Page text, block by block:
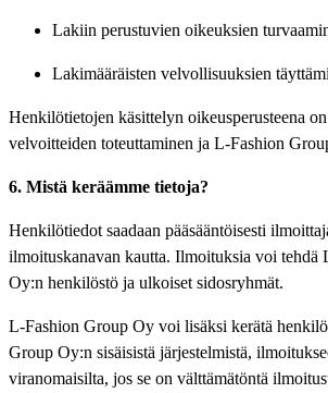
Lakiin perustuvien oikeuksien
Lakimääräisten velvollisuuksien
Henkilötietojen käsittelyn oikeusperusteena
velvoitteiden toteuttaminen ja L-Fashion
6. Mistä keräämme tietoja?
Henkilötiedot saadaan pääsääntöisesti
ilmoituskanavan kautta. Ilmoituksia voi tehdä
Oy:n henkilöstö ja ulkoiset sidosryhmät.
L-Fashion Group Oy voi lisäksi kerätä
Group Oy:n sisäisistä järjestelmistä,
viranomaisilta, jos se on välttämätöntä